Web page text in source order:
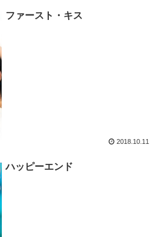
ファースト・キス
2018.10.11
ハッピーエンド